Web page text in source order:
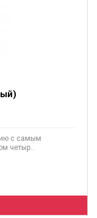
с самым
четыр..